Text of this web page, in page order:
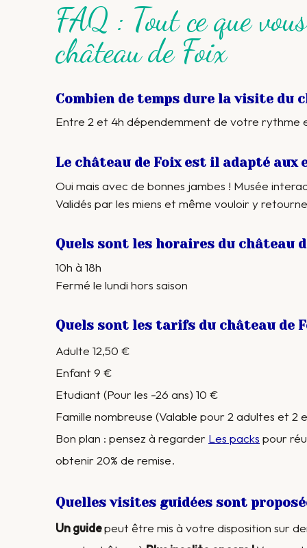
FAQ : Tout ce que
château de Foix
Combien de temps dure la visite du
Entre 2 et 4h dépendemment de votre
Le château de Foix est il adapté aux
Oui mais avec de bonnes jambes ! Musée
Validés par les miens et même vouloir y
Quels sont les horaires du château
10h à 18h
Fermé le lundi hors saison
Quels sont les tarifs du château de
Adulte 12,50 €
Enfant 9 €
Etudiant (Pour les -26 ans) 10 €
Famille nombreuse (Valable pour 2 adultes et 2
Bon plan : pensez à regarder Les packs pour
obtenir 20% de remise.
Quelles visites guidées sont
Un guidepeut être mis à votre disposition sur